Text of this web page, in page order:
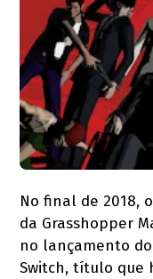
No final de 2018,
da Grasshopper
no lançamento do
Switch, título que